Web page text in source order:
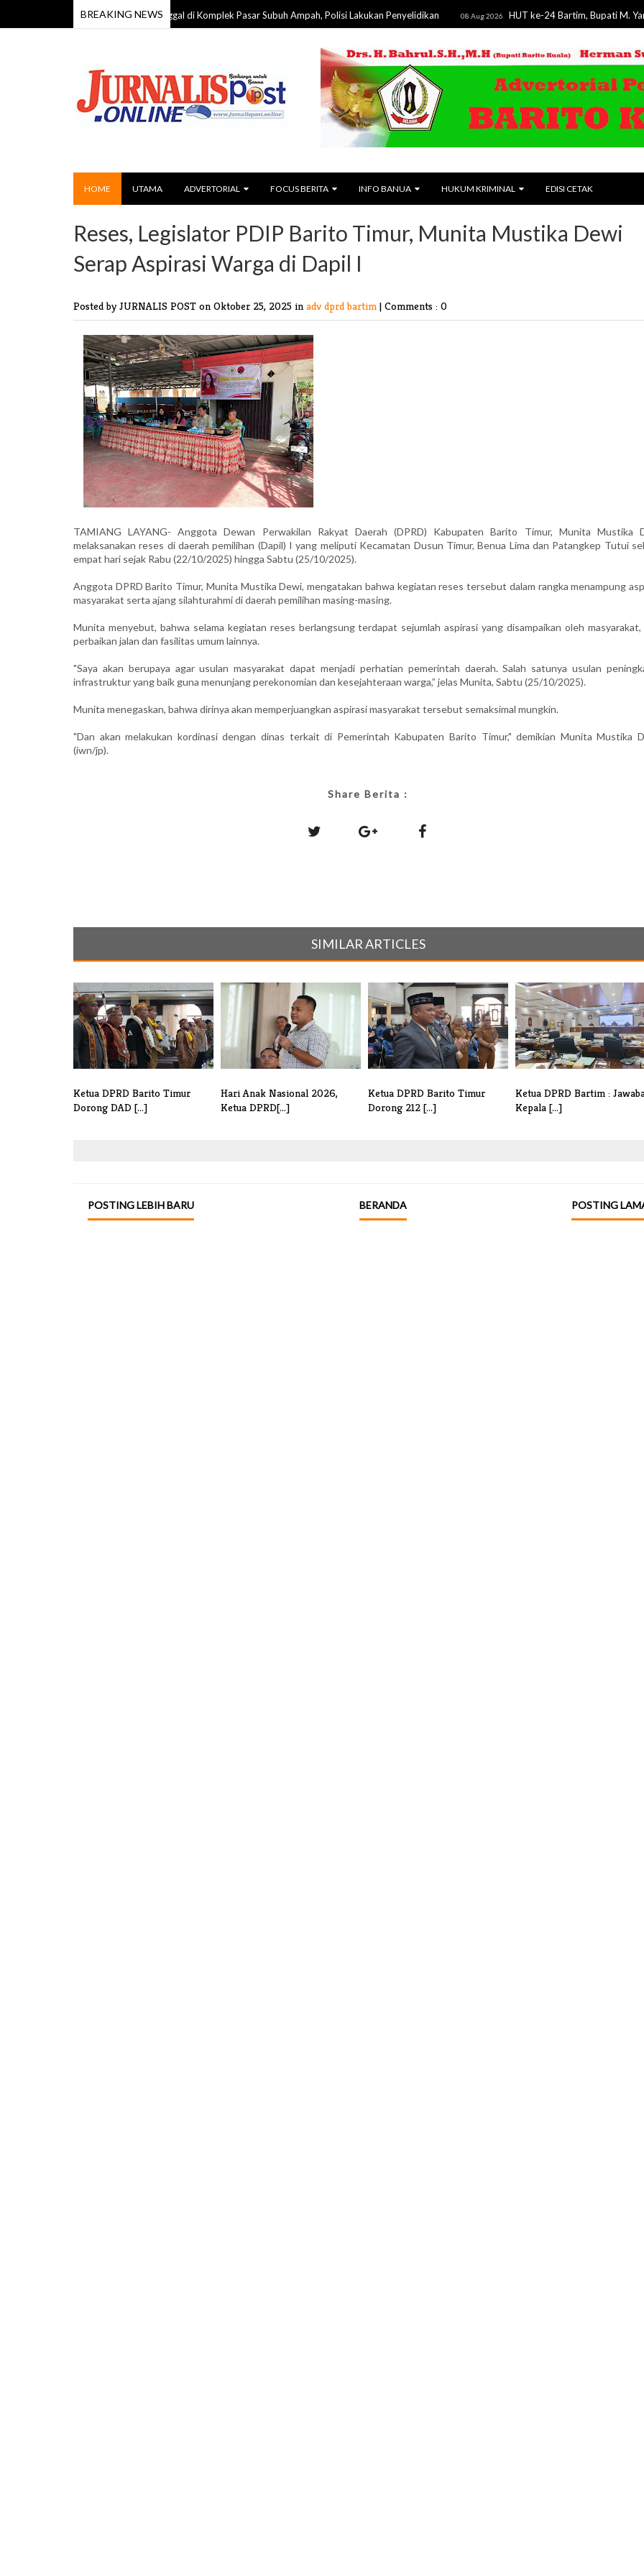
BREAKING NEWS
59 Tahun Ditemukan Meninggal di Komplek Pasar Subuh Ampah, Polisi Lakukan Penyelidikan 08 Aug 2026 HUT ke-24 Bartim, Bupati M. Yamin
HOME UTAMA ADVERTORIAL FOCUS BERITA INFO BANUA HUKUM KRIMINAL EDISI CETAK
Reses, Legislator PDIP Barito Timur, Munita Mustika Dewi
Serap Aspirasi Warga di Dapil I
Posted by JURNALIS POST on Oktober 25, 2025 in adv dprd bartim | Comments : 0
TAMIANG LAYANG- Anggota Dewan Perwakilan Rakyat Daerah (DPRD) Kabupaten Barito Timur, Munita Mustika
melaksanakan reses di daerah pemilihan (Dapil) I yang meliputi Kecamatan Dusun Timur, Benua Lima dan Patangkep Tutui
empat hari sejak Rabu (22/10/2025) hingga Sabtu (25/10/2025).
Anggota DPRD Barito Timur, Munita Mustika Dewi, mengatakan bahwa kegiatan reses tersebut dalam rangka menampung
masyarakat serta ajang silahturahmi di daerah pemilihan masing-masing.
Munita menyebut, bahwa selama kegiatan reses berlangsung terdapat sejumlah aspirasi yang disampaikan oleh masyarakat,
perbaikan jalan dan fasilitas umum lainnya.
"Saya akan berupaya agar usulan masyarakat dapat menjadi perhatian pemerintah daerah. Salah satunya usulan
infrastruktur yang baik guna menunjang perekonomian dan kesejahteraan warga,” jelas Munita, Sabtu (25/10/2025).
Munita menegaskan, bahwa dirinya akan memperjuangkan aspirasi masyarakat tersebut semaksimal mungkin.
"Dan akan melakukan kordinasi dengan dinas terkait di Pemerintah Kabupaten Barito Timur," demikian Munita Mustika
(iwn/jp).
Share Berita :
SIMILAR ARTICLES
Ketua DPRD Barito Timur
Dorong DAD [...]
Hari Anak Nasional 2026,
Ketua DPRD[...]
Ketua DPRD Barito Timur
Dorong 212 [...]
Ketua DPRD Bartim :
Kepala [...]
POSTING LEBIH BARU POSTING
BERANDA